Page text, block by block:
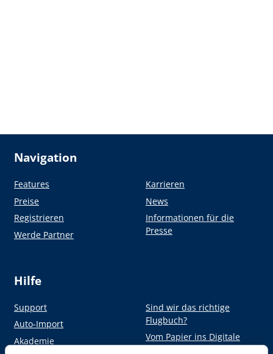
Navigation
Features
Preise
Registrieren
Werde Partner
Karrieren
News
Informationen für die
Presse
Hilfe
Support
Auto-Import
Akademie
Sind wir das richtige
Flugbuch?
Vom Papier ins Digitale